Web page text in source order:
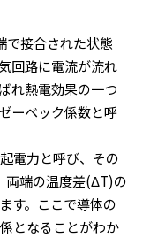
で接合された状態
回路に電流が流れ
れ熱電効果の一つ
ーベック係数と呼
電力と呼び、その
両端の温度差(ΔT)の
す。ここで導体の
となることがわか